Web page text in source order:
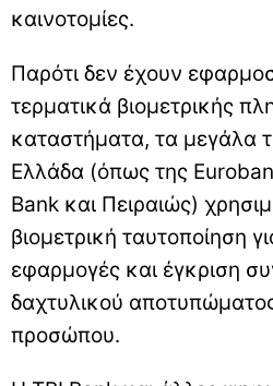
καινοτομίες.
Παρότι δεν έχουν
τερματικά βιομετρικής
καταστήματα, τα μεγάλα
Ελλάδα (όπως της
Bank και Πειραιώς)
βιομετρική ταυτοποίηση
εφαρμογές και έγκριση
δαχτυλικού
προσώπου.